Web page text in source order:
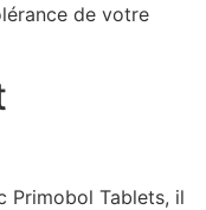
de votre
Primobol Tablets, il